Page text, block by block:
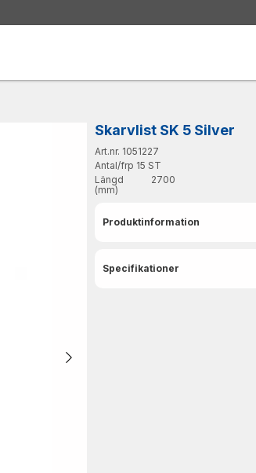
Skarvlist SK 5 Silver
Art.nr. 1051227
Antal/frp 15 ST
Längd
(mm)
2700
Produktinformation
Specifikationer